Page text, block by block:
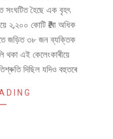
হৈছে এক বৃহৎ
২,২০০ কোটি ₹ৰো অধিক
জড়িত ৩৮ জন ব্যক্তিক
থকা এই কেলেংকাৰীয়ে
দিছিল যদিও বহুতৰে